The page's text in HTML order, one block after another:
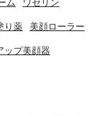
ム ワセリン
り薬 美顔ローラー
ップ美顔器